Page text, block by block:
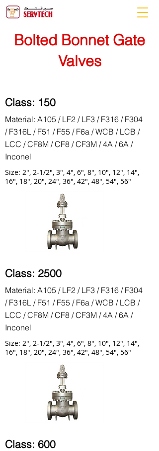
Bolted Bonnet Gate
Valves
Class: 150
Material: A105 / LF2 / LF3 / F316 / F304
/ F316L / F51 / F55 / F6a / WCB / LCB /
LCC / CF8M / CF8 / CF3M / 4A / 6A /
Inconel
Size: 2", 2-1/2", 3", 4", 6", 8", 10", 12", 14",
16", 18", 20", 24", 36", 42", 48", 54", 56"
Class: 2500
Material: A105 / LF2 / LF3 / F316 / F304
/ F316L / F51 / F55 / F6a / WCB / LCB /
LCC / CF8M / CF8 / CF3M / 4A / 6A /
Inconel
Size: 2", 2-1/2", 3", 4", 6", 8", 10", 12", 14",
16", 18", 20", 24", 36", 42", 48", 54", 56"
Class: 600